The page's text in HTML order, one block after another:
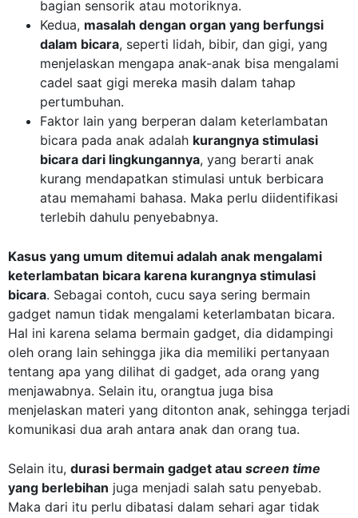
bagian sensorik atau motoriknya.
Kedua, masalah dengan organ yang berfungsi
dalam bicara, seperti lidah, bibir, dan gigi, yang
menjelaskan mengapa anak-anak bisa mengalami
cadel saat gigi mereka masih dalam tahap
pertumbuhan.
Faktor lain yang berperan dalam keterlambatan
bicara pada anak adalah kurangnya stimulasi
bicara dari lingkungannya, yang berarti anak
kurang mendapatkan stimulasi untuk berbicara
atau memahami bahasa. Maka perlu diidentifikasi
terlebih dahulu penyebabnya.
Kasus yang umum ditemui adalah anak mengalami
keterlambatan bicara karena kurangnya stimulasi
bicara. Sebagai contoh, cucu saya sering bermain
gadget namun tidak mengalami keterlambatan bicara.
Hal ini karena selama bermain gadget, dia didampingi
oleh orang lain sehingga jika dia memiliki pertanyaan
tentang apa yang dilihat di gadget, ada orang yang
menjawabnya. Selain itu, orangtua juga bisa
menjelaskan materi yang ditonton anak, sehingga terjadi
komunikasi dua arah antara anak dan orang tua.
Selain itu, durasi bermain gadget atau screen time
yang berlebihan juga menjadi salah satu penyebab.
Maka dari itu perlu dibatasi dalam sehari agar tidak